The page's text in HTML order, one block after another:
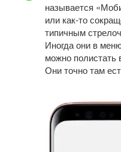
называется
или как-то
типичным
Иногда они в
можно полистать
Они точно там